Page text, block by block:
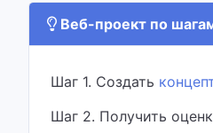
Веб-проект по
Шаг 1. Создать
Шаг 2. Получить